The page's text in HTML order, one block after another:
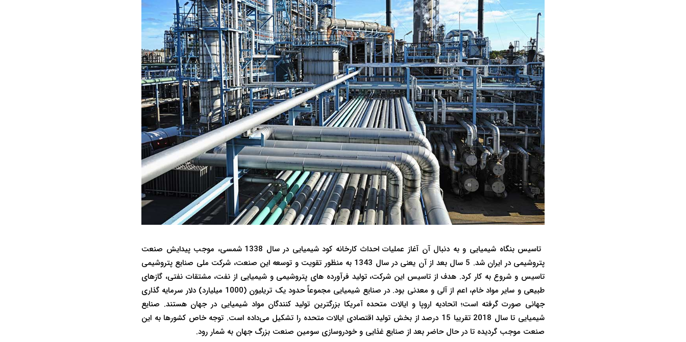
تاسیس بنگاه شیمیایی و به دنبال آن آغاز عملیات احداث کارخانه کود شیمیایی در سال 1338 شمسی، موجب پیدایش صنعت
پتروشیمی در ایران شد. 5 سال بعد از آن یعنی در سال 1343 به منظور تقویت و توسعه این صنعت، شرکت ملی صنایع پتروشیمی
تاسیس و شروع به کار کرد. هدف از تاسیس این شرکت، تولید فرآورده های پتروشیمی و شیمیایی از نفت، مشتقات نفتی، گازهای
طبیعی و سایر مواد خام، اعم از آلی و معدنی بود. در صنایع شیمیایی مجموعاً حدود یک تریلیون (1000 میلیارد) دلار سرمایه گذاری
جهانی صورت گرفته است؛ اتحادیه اروپا و ایالات متحده آمریکا بزرگترین تولید کنندگان مواد شیمیایی در جهان هستند. صنایع
شیمیایی تا سال 2018 تقریبا 15 درصد از بخش تولید اقتصادی ایالات متحده را تشکیل می‌داده است. توجه خاص کشورها به این
صنعت موجب گردیده تا در حال حاضر بعد از صنایع غذایی و خودروسازی سومین صنعت بزرگ جهان به شمار رود.